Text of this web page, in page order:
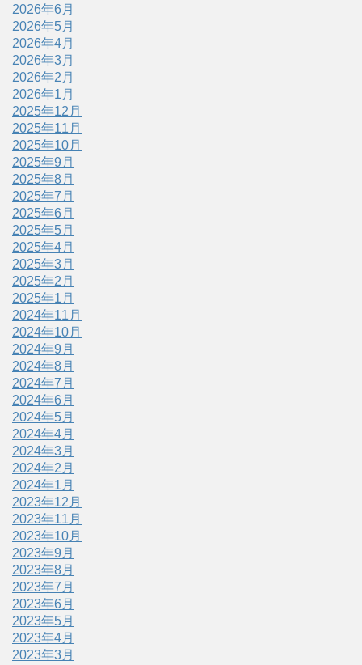
2026年6月
2026年5月
2026年4月
2026年3月
2026年2月
2026年1月
2025年12月
2025年11月
2025年10月
2025年9月
2025年8月
2025年7月
2025年6月
2025年5月
2025年4月
2025年3月
2025年2月
2025年1月
2024年11月
2024年10月
2024年9月
2024年8月
2024年7月
2024年6月
2024年5月
2024年4月
2024年3月
2024年2月
2024年1月
2023年12月
2023年11月
2023年10月
2023年9月
2023年8月
2023年7月
2023年6月
2023年5月
2023年4月
2023年3月